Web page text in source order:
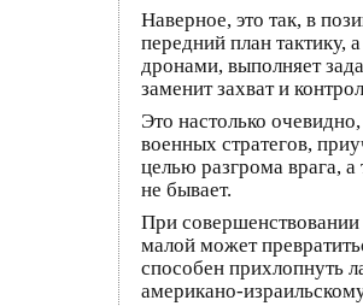
Наверное, это так, в
передний план тактику,
дронами, выполняет
заменит захват и
Это настолько
военных стратегов,
целью разгрома врага,
не бывает.
При
малой может
способен прихлопнуть
американо-